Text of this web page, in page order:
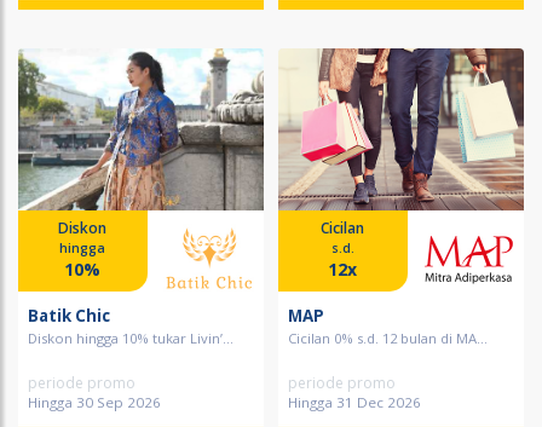
Diskon
hingga
10%
Batik Chic
Diskon hingga 10% tukar Livin’...
periode promo
Hingga 30 Sep 2026
Cicilan
s.d.
12x
MAP
Cicilan 0% s.d. 12 bulan di MA...
periode promo
Hingga 31 Dec 2026